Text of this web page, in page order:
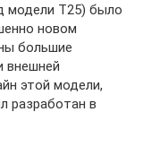
модели T25) было
новом
большие
внешней
этой модели,
разработан в